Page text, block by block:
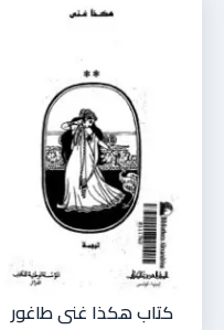
كتاب هكذا غنى طاغور